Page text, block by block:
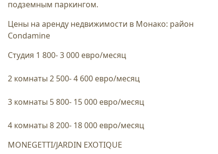
подземным паркингом.
Цены на аренду недвижимости в Монако: район
Condamine
Студия 1 800- 3 000 евро/месяц
2 комнаты 2 500- 4 600 евро/месяц
3 комнаты 5 800- 15 000 евро/месяц
4 комнаты 8 200- 18 000 евро/месяц
MONEGETTI/JARDIN EXOTIQUE